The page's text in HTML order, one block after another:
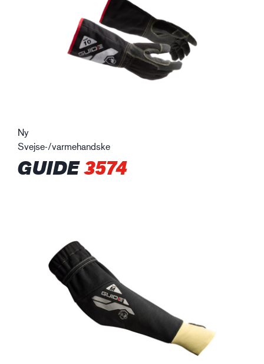
Ny
Svejse-/varmehandske
GUIDE3574